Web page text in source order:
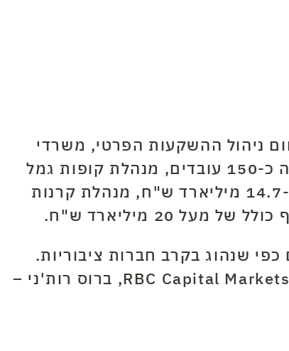
ניהול ההשקעות הפרטי, משרדי
החברה הראשיים נמצאים ברחוב הברזל בתל אביב. תמיר פישמן – חברת השקעות מעסיקה כ-150 עובדים, מנהלת קופות גמל
מנהלת תכניות אופציות לעובדים בהיקף כ-14.7 מיליארד ש"ח, מנהלת קרנות
.
שנהוג בקרב חברות ציבוריות.
דירקטוריון החברה מורכב מהמנכ"ל והשותף אלדד תמיד, השותף דני פישמן וסגן יו"ר בנק RBC Capital Markets, ברוס רות'ני –